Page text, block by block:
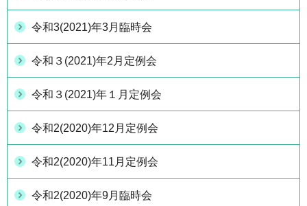
令和3(2021)年3月臨時会
令和３(2021)年2月定例会
令和３(2021)年１月定例会
令和2(2020)年12月定例会
令和2(2020)年11月定例会
令和2(2020)年9月臨時会